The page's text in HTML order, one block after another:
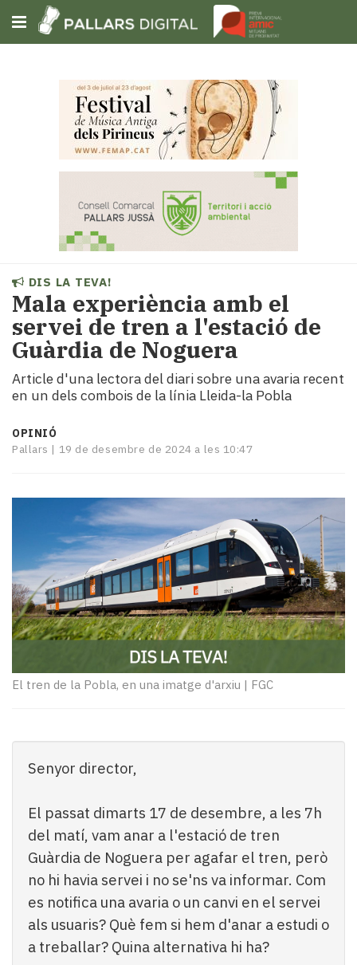
Subscriu-t'hi
Portada
Societat
Política
i
municipis
Economia
turisme
Esports
Mai
i
temps
Reportatges
Entrevistes
Enquestes
A
escena!
la
La
del
Contingut
patrocinat
més
llegit...
Editorial
DIS LA TEVA!
Mala experiència amb el
servei de tren a l'estació de
Guàrdia de Noguera
Article d'una lectora del diari sobre una avaria recent
en un dels combois de la línia Lleida-la Pobla
OPINIÓ
Pallars | 19 de desembre de 2024 a les 10:47
El tren de la Pobla, en una imatge d'arxiu | FGC
Senyor director,
El passat dimarts 17 de desembre, a les 7h
del matí, vam anar a l'estació de tren
Guàrdia de Noguera per agafar el tren, però
no hi havia servei i no se'ns va informar. Com
es notifica una avaria o un canvi en el servei
als usuaris? Què fem si hem d'anar a estudi o
a treballar? Quina alternativa hi ha?